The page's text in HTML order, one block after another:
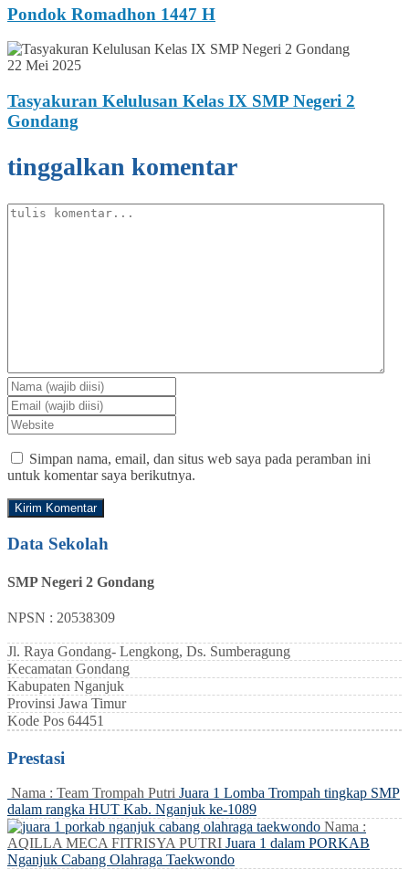
Pondok Romadhon 1447 H
22 Mei 2025
Tasyakuran Kelulusan Kelas IX SMP Negeri 2
Gondang
tinggalkan komentar
Simpan nama, email, dan situs web saya pada peramban ini
untuk komentar saya berikutnya.
Data Sekolah
SMP Negeri 2 Gondang
NPSN : 20538309
Jl. Raya Gondang- Lengkong, Ds. Sumberagung
Kecamatan Gondang
Kabupaten Nganjuk
Provinsi Jawa Timur
Kode Pos 64451
Prestasi
Nama : Team Trompah Putri Juara 1 Lomba Trompah tingkap SMP
dalam rangka HUT Kab. Nganjuk ke-1089
Nama :
AQILLA MECA FITRISYA PUTRI Juara 1 dalam PORKAB
Nganjuk Cabang Olahraga Taekwondo